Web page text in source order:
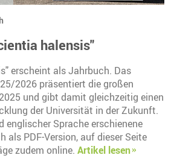
halensis"
erscheint als Jahrbuch. Das
2026 präsentiert die großen
und gibt damit gleichzeitig einen
der Universität in der Zukunft.
englischer Sprache erschienene
als PDF-Version, auf dieser Seite
zudem online. Artikel lesen